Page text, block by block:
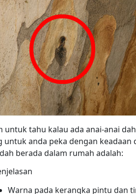
untuk tahu kalau ada anai-anai
untuk anda peka dengan
berada dalam rumah adalah:
Warna pada kerangka pintu dan